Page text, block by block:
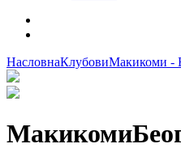
НасловнаКлубовиМакикоми -
Макикоми